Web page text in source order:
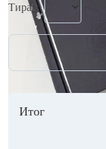
Тираж
Итог